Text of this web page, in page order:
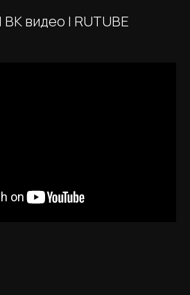
ВК видео | RUTUBE